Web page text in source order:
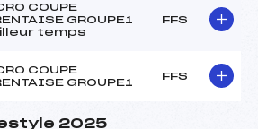
COUPE
GROUPE1
temps
FFS
COUPE
GROUPE1
FFS
2025